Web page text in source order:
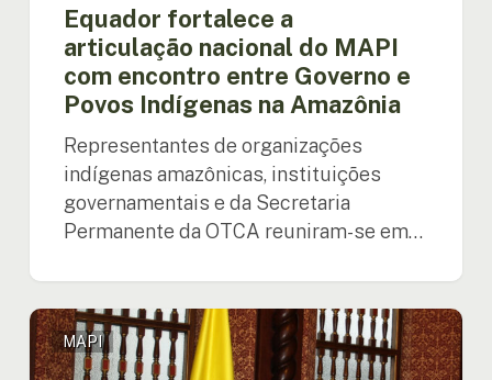
Equador fortalece a
articulação nacional do MAPI
com encontro entre Governo e
Povos Indígenas na Amazônia
Representantes de organizações
indígenas amazônicas, instituições
governamentais e da Secretaria
Permanente da OTCA reuniram-se em…
Encontro
Nacional
da
MAPI